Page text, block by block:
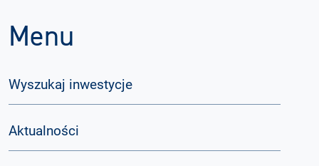
Menu
Wyszukaj inwestycje
Aktualności